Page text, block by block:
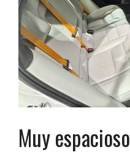
Muy espacioso